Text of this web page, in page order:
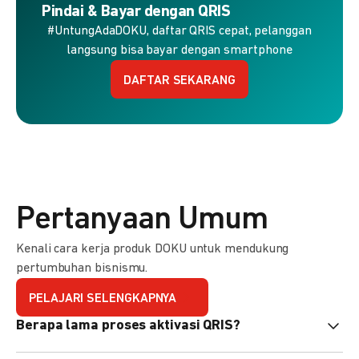
Pindai & Bayar dengan QRIS
#UntungAdaDOKU, daftar QRIS cepat, pelanggan
langsung bisa bayar dengan smartphone
DAFTAR SEKARANG
Pertanyaan Umum
Kenali cara kerja produk DOKU untuk mendukung
pertumbuhan bisnismu.
PELAJARI SELENGKAPNYA
Berapa lama proses aktivasi QRIS?